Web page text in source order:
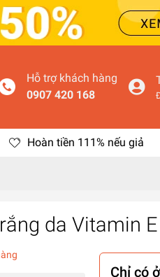
Hỗ trợ khách hàng
0907 420 168
Hoàn tiền 111% nếu giả
da Vitamin
Chỉ có